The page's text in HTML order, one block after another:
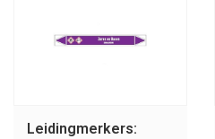
Leidingmerkers: